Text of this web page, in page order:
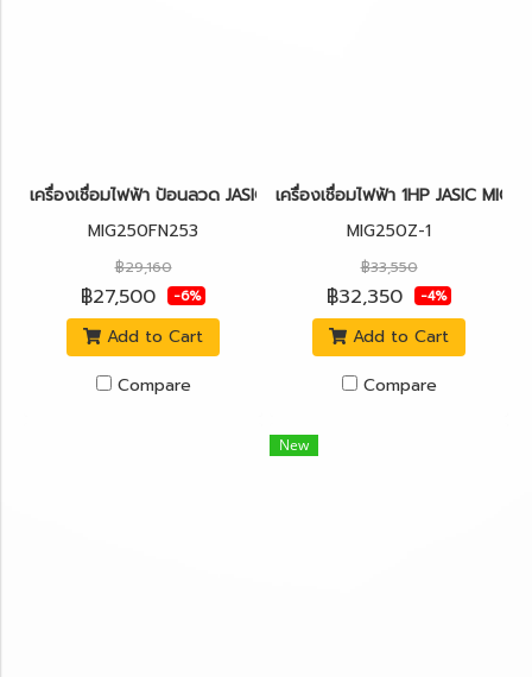
เครื่องเชื่อมไฟฟ้า ป้อนลวด JASIC MIG250FN253
MIG250FN253
฿29,160
฿27,500 -6%
Add to Cart
Compare
เครื่องเชื่อมไฟฟ้า 1HP JASIC
MIG250Z-1
฿33,550
฿32,350 -4%
Add to Cart
Compare
New